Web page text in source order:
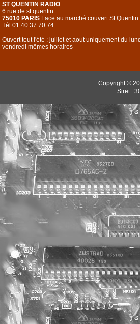
ST QUENTIN RADIO
6 rue de st quentin
75010 PARIS Face au marché couvert St Quentin.
Tél 01.40.37.70.74
Ouvert tout l'été : juillet et aout uniquement du
vendredi mêmes horaires
Copyright ©
Siret :